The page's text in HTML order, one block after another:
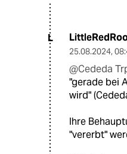
L
25.08.2024,
@Cededa
"gerade bei
wird"
Ihre
"vererbt"